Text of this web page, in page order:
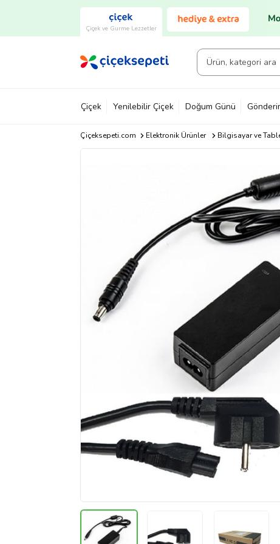
Çiçek ve Gurme Lezzetler
Çiçek Yenilebilir Çiçek Doğum Günü
Çiçeksepeti.com Elektronik Ürünler Bilgisayar ve